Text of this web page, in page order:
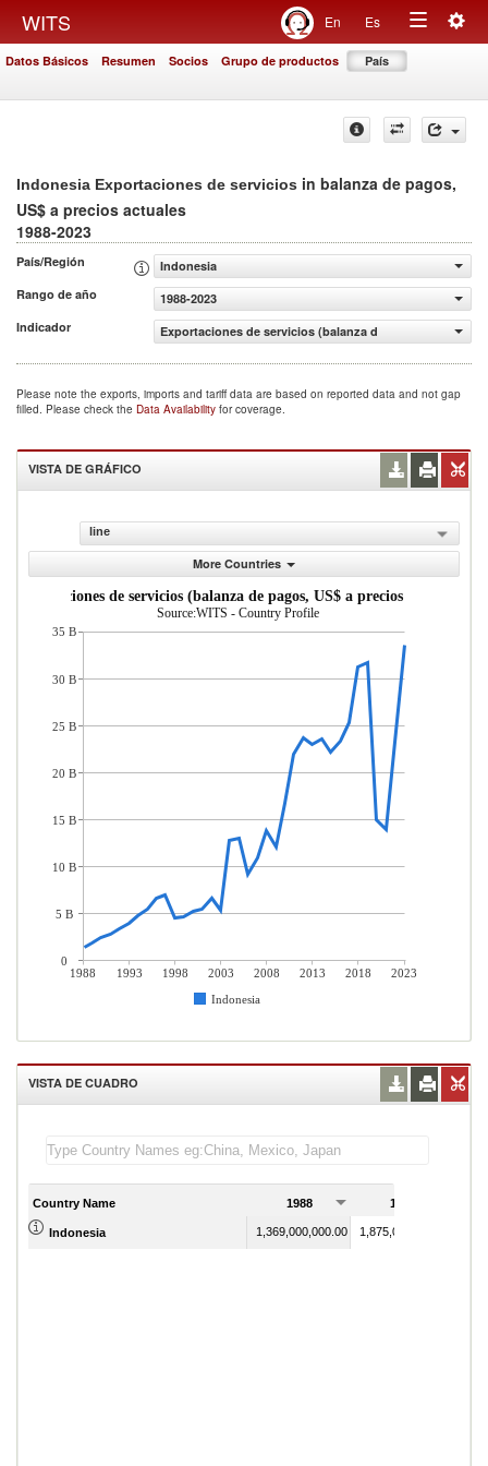
WITS En Es
Toggle
Datos Básicos Resumen Socios Grupo de productos País
Indonesia Exportaciones de servicios in balanza de pagos,
US$ a precios actuales
1988-2023
País/Región
Indonesia
Rango de año
1988-2023
Indicador
Exportaciones de servicios (balanza de pagos, US$ a
Please note the exports, imports and tariff data are based on reported data and not gap
filled. Please check the Data Availability for coverage.
VISTA DE GRÁFICO
line
More Countries
Exportaciones de servicios (balanza de pagos, US$ a precios actuales)
Source:WITS - Country Profile
1988 1993 1998 2003 2008 2013 2018
2023
Indonesia
35 B
30 B
25 B
20 B
15 B
10 B
5 B
0
VISTA DE CUADRO
Country Name 1988 1989
Indonesia 1,369,000,000.00 1,875,000,000.00